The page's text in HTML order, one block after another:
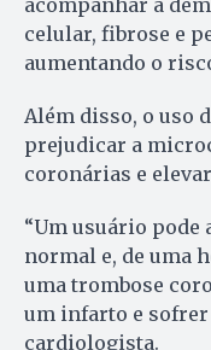
acompanhar a
celular, fibrose e
aumentando o
Além disso, o uso
prejudicar a
coronárias e
“Um usuário pode
normal e, de uma
uma trombose
um infarto e sofrer
cardiologista.